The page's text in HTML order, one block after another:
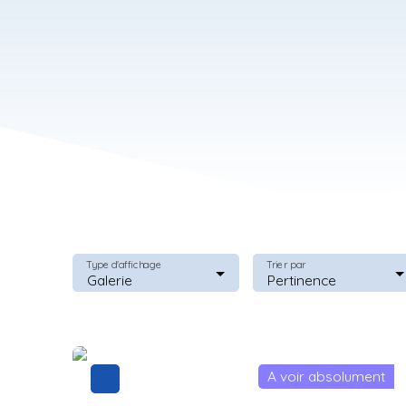
Galerie
Type d'affichage
Pertinence
Trier par
A voir absolument